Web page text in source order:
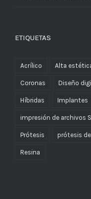
ETIQUETAS
Acrílico Alta
Coronas Diseño
Híbridas Implantes
impresión de archivos
Prótesis prótesis
Resina